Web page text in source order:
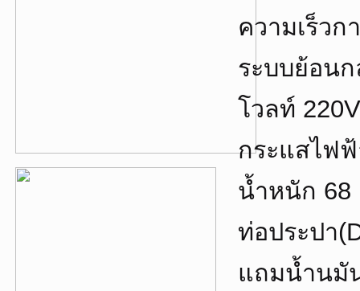
ความเร็วก
ระบบย้อนก
โวลท์ 220V
กระแสไฟ
น้ำหนัก 68
ท่อประปา
แถมน้ำนมั